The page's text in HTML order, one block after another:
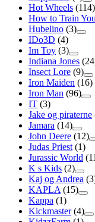
Hot Wheels (114)
How to Train
Hubelino (3)
IDo3D (4)
Im Toy (3)
Indiana Jones
Insect Lore (9)
Iron Maiden (16)
Iron Man (96)
IT (3)
Jake og piraterne
Jamara (14)
John Deere (12)
Judas Priest (1)
Jurassic World
K s Kids (2)
Kaj og Andrea
KAPLA (15)
Kappa (1)
Kickmaster (4)